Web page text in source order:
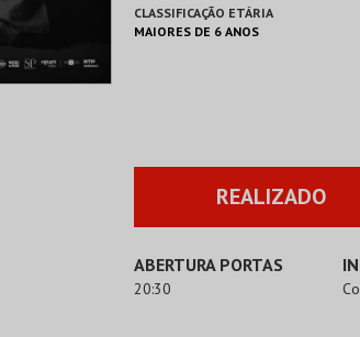
CLASSIFICAÇÃO ETÁRIA
MAIORES DE 6 ANOS
REALIZADO
ABERTURA PORTAS
20:30